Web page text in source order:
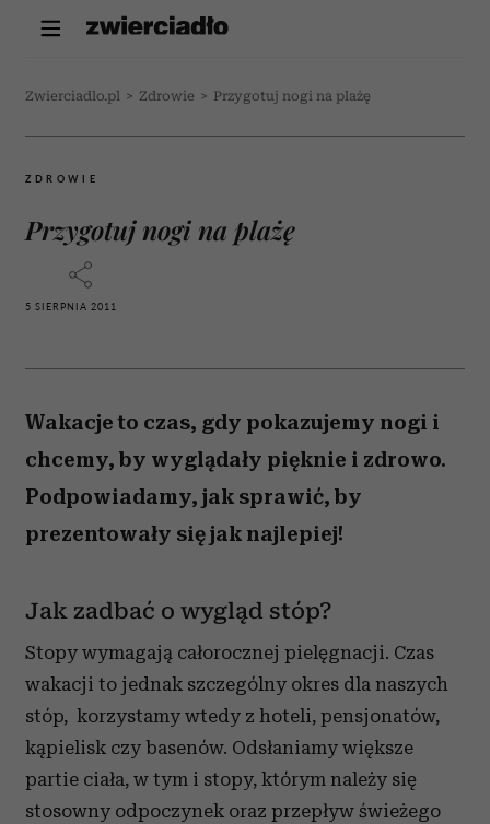
Zwierciadlo.pl > Zdrowie > Przygotuj nogi na plażę
ZDROWIE
Przygotuj nogi na plażę
5 SIERPNIA 2011
Wakacje to czas, gdy pokazujemy nogi i
chcemy, by wyglądały pięknie i zdrowo.
Podpowiadamy, jak sprawić, by
prezentowały się jak najlepiej!
Jak zadbać o wygląd stóp?
Stopy wymagają całorocznej pielęgnacji. Czas
wakacji to jednak szczególny okres dla naszych
stóp, korzystamy wtedy z hoteli, pensjonatów,
kąpielisk czy basenów. Odsłaniamy większe
partie ciała, w tym i stopy, którym należy się
stosowny odpoczynek oraz przepływ świeżego